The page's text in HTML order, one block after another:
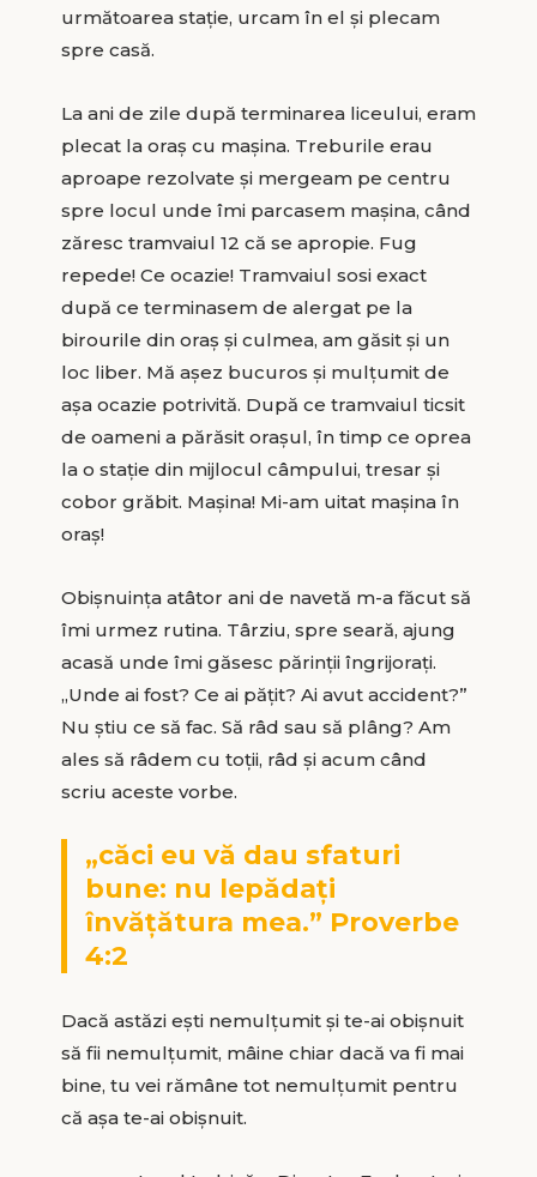
următoarea stație, urcam în el și plecam
spre casă.
La ani de zile după terminarea liceului, eram
plecat la oraș cu mașina. Treburile erau
aproape rezolvate și mergeam pe centru
spre locul unde îmi parcasem mașina, când
zăresc tramvaiul 12 că se apropie. Fug
repede! Ce ocazie! Tramvaiul sosi exact
după ce terminasem de alergat pe la
birourile din oraș și culmea, am găsit și un
loc liber. Mă așez bucuros și mulțumit de
așa ocazie potrivită. După ce tramvaiul ticsit
de oameni a părăsit orașul, în timp ce oprea
la o stație din mijlocul câmpului, tresar și
cobor grăbit. Mașina! Mi-am uitat mașina în
oraș!
Obișnuința atâtor ani de navetă m-a făcut să
îmi urmez rutina. Târziu, spre seară, ajung
acasă unde îmi găsesc părinții îngrijorați.
„Unde ai fost? Ce ai pățit? Ai avut accident?”
Nu știu ce să fac. Să râd sau să plâng? Am
ales să râdem cu toții, râd și acum când
scriu aceste vorbe.
„căci eu vă dau sfaturi
bune: nu lepădați
învățătura mea.” Proverbe
4:2
Dacă astăzi ești nemulțumit și te-ai obișnuit
să fii nemulțumit, mâine chiar dacă va fi mai
bine, tu vei rămâne tot nemulțumit pentru
că așa te-ai obișnuit.